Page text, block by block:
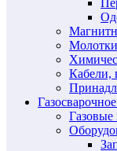
Кабели,